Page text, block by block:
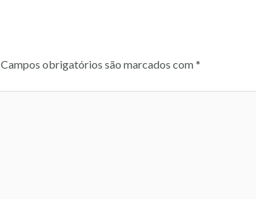
Campos obrigatórios são marcados com*